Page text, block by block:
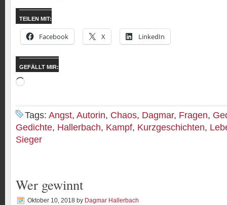
TEILEN MIT:
Facebook X LinkedIn
GEFÄLLT MIR:
Wird
Tags: Angst, Autorin, Chaos, Dagmar, Fragen,
Gedichte, Hallerbach, Kampf, Kurzgeschichten,
Sieger
Wer gewinnt
Oktober 10, 2018 by Dagmar Hallerbach